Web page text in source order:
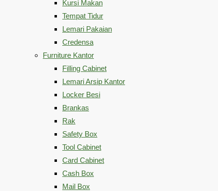
Kursi Makan
Tempat Tidur
Lemari Pakaian
Credensa
Furniture Kantor
Filling Cabinet
Lemari Arsip Kantor
Locker Besi
Brankas
Rak
Safety Box
Tool Cabinet
Card Cabinet
Cash Box
Mail Box